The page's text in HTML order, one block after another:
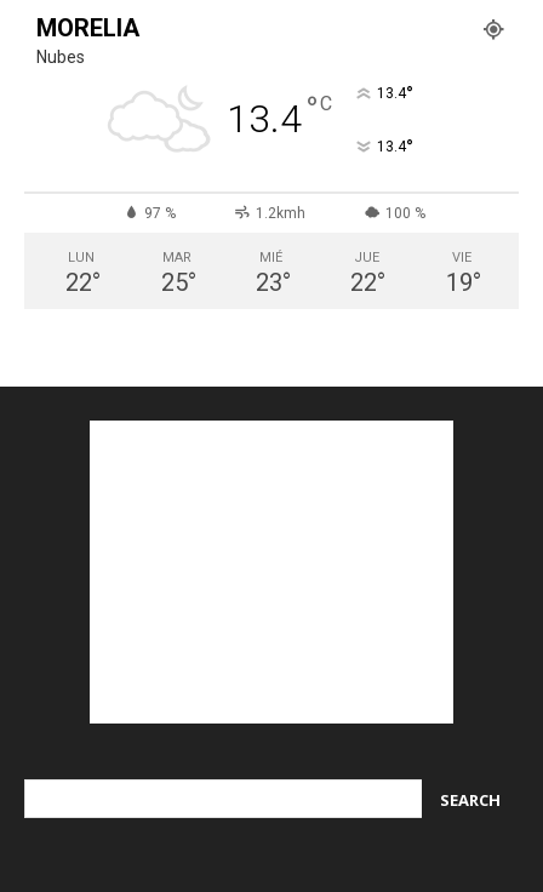
MORELIA
Nubes
13.4°C 13.4°
13.4°
97 % 1.2kmh 100 %
LUN
22°
MAR
25°
MIÉ
23°
JUE
22°
VIE
19°